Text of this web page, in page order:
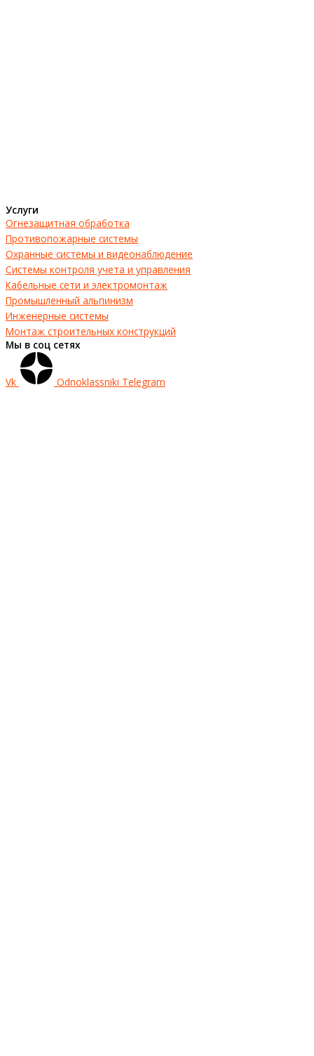
Услуги
Огнезащитная обработка
Противопожарные системы
Охранные системы и видеонаблюдение
Системы контроля учета и управления
Кабельные сети и электромонтаж
Промышленный альпинизм
Инженерные системы
Монтаж строительных конструкций
Мы в соц сетях
Vk Odnoklassniki Telegram